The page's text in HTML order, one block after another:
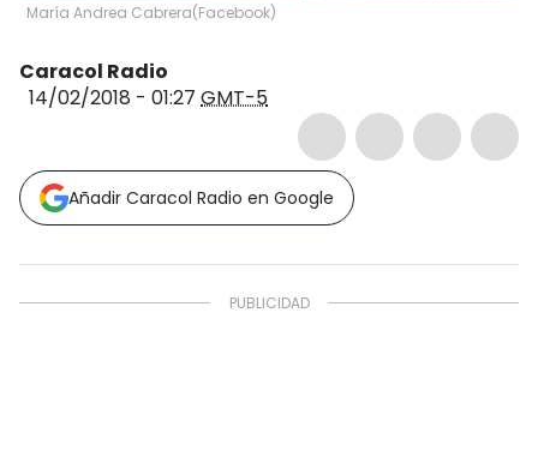
María Andrea Cabrera(Facebook)
Caracol Radio
14/02/2018 - 01:27 GMT-5
Añadir Caracol Radio en Google